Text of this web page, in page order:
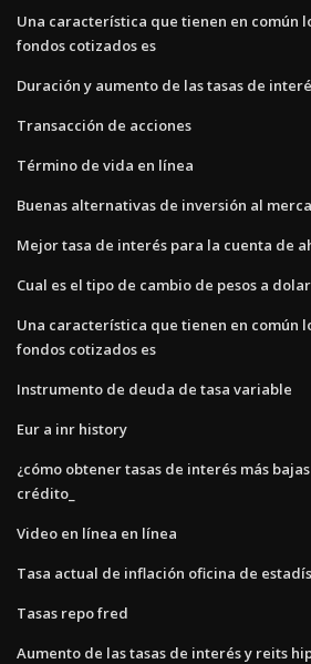
Una característica que tienen en común
fondos cotizados es
Duración y aumento de las tasas de
Transacción de acciones
Término de vida en línea
Buenas alternativas de inversión al
Mejor tasa de interés para la cuenta de
Cual es el tipo de cambio de pesos a
Una característica que tienen en común
fondos cotizados es
Instrumento de deuda de tasa variable
Eur a inr history
¿cómo obtener tasas de interés más
crédito_
Video en línea en línea
Tasa actual de inflación oficina de
Tasas repo fred
Aumento de las tasas de interés y reits